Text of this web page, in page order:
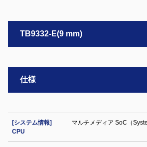
TB9332-E(9 mm)
仕様
[システム情報]
CPU
マルチメディア SoC（